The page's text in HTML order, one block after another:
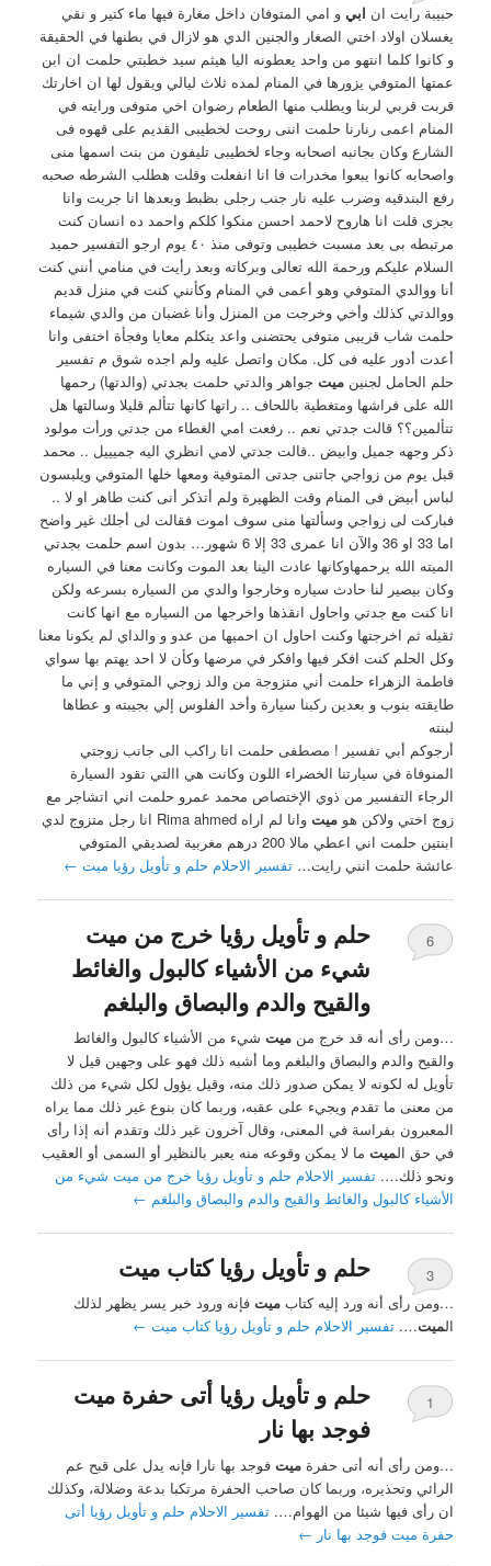
حبيبة رايت ان ابي و امي المتوفان داخل مغارة فيها ماء كتير و نقي
يغسلان اولاد اختي الصغار والجنين الدي هو لازال في بطنها في الحقيقة
و كانوا كلما انتهو من واحد يعطونه اليا هيثم سيد خطبتي حلمت ان ابن
عمتها المتوفي يزورها في المنام لمده ثلاث ليالي ويقول لها ان اخارتك
قربت قربي لربنا ويطلب منها الطعام رضوان اخي متوفى ورايته في
المنام اعمى رنارنا حلمت اننى روحت لخطيبى القديم على قهوه فى
الشارع وكان بجانبه اصحابه وجاء لخطيبى تليفون من بنت اسمها منى
واصحابه كانوا يبعوا مخدرات فا انا انفعلت وقلت هطلب الشرطه صحبه
رفع البندقيه وضرب عليه نار جنب رجلى بظبط وبعدها انا جريت وانا
بجرى قلت انا هاروح لاحمد احسن منكوا كلكم واحمد ده انسان كنت
مرتبطه بى بعد مسبت خطيبى وتوفى منذ ٤٠ يوم ارجو التفسير حميد
السلام عليكم ورحمة الله تعالى وبركاته وبعد رأيت في منامي أنني كنت
أنا ووالدي المتوفي وهو أعمى في المنام وكأنني كنت في منزل قديم
ووالدتي كذلك وأخي وخرجت من المنزل وأنا غضبان من والدي شيماء
حلمت شاب قريبى متوفى يحتضنى واعد يتكلم معايا وفجأة اختفى وانا
أعدت أدور عليه فى كل. مكان واتصل عليه ولم اجده شوق م تفسير
حلم الحامل لجنينميت جواهر والدتي حلمت بجدتي (والدتها) رحمها
الله على فراشها ومتغطية باللحاف .. راتها كانها تتألم قليلا وسالتها هل
تتألمين؟؟ قالت جدتي نعم .. رفعت امي الغطاء من جدتي ورأت مولود
ذكر وجهه جميل وابيض ..قالت جدتي لامي انظري اليه جميييل .. محمد
قبل يوم من زواجي جاتنى جدتى المتوفية ومعها خلها المتوفي ويلبسون
لباس أبيض فى المنام وقت الظهيرة ولم أتذكر أنى كنت طاهر او لا ..
فباركت لى زواجي وسألتها منى سوف اموت فقالت لى أجلك غير واضح
اما 33 او 36 والآن انا عمرى 33 إلا 6 شهور… بدون اسم حلمت بجدتي
الميته الله يرحمهاوكانها عادت الينا بعد الموت وكانت معنا في السياره
وكان بيصير لنا حادث سياره وخارجوا والدي من السياره بسرعه ولكن
انا كنت مع جدتي واحاول انقذها واخرجها من السياره مع انها كانت
ثقيله ثم اخرجتها وكنت احاول ان احميها من عدو و والداي لم يكونا معنا
وكل الحلم كنت افكر فيها وافكر في مرضها وكأن لا احد يهتم بها سواي
فاطمة الزهراء حلمت أني متزوجة من والد زوجي المتوفي و إني ما
طايقته بنوب و بعدين ركبنا سيارة وأخد الفلوس إلي بجيبته و عطاها
لبنته
أرجوكم أبي تفسير ! مصطفى حلمت انا راكب الى جانب زوجتي
المنوفاة في سيارتنا الخضراء اللون وكانت هي االتي تقود السيارة
الرجاء التفسير من ذوي الإختصاص محمد عمرو حلمت اني اتشاجر مع
زوج اختي ولاكن هوميت
وانا لم اراه Rima ahmed انا رجل متزوج لدي
ابنتين حلمت اني اعطي مالا 200 درهم مغربية لصديقي المتوفي
عائشة حلمت انني رايت…تفسير الاحلام حلم و تأويل رؤيا ميت ←
حلم و تأويل رؤيا خرج من ميت
شيء من الأشياء كالبول والغائط
والقيح والدم والبصاق والبلغم
6
…ومن رأى أنه قد خرج منميت شيء من الأشياء كالبول والغائط
والقيح والدم والبصاق والبلغم وما أشبه ذلك فهو على وجهين قيل لا
تأويل له لكونه لا يمكن صدور ذلك منه، وقيل يؤول لكل شيء من ذلك
من معنى ما تقدم ويجيء على عقبه، وربما كان بنوع غير ذلك مما يراه
المعبرون بفراسة في المعنى، وقال آخرون غير ذلك وتقدم أنه إذا رأى
في حق الميت ما لا يمكن وقوعه منه يعبر بالنظير أو السمى أو العقيب
ونحو ذلك….تفسير الاحلام حلم و تأويل رؤيا خرج من ميت شيء من
الأشياء كالبول والغائط والقيح والدم والبصاق والبلغم ←
حلم و تأويل رؤيا كتاب ميت
3
…ومن رأى أنه ورد إليه كتابميت فإنه ورود خبر يسر يظهر لذلك
الميت….تفسير الاحلام حلم و تأويل رؤيا كتاب ميت ←
حلم و تأويل رؤيا أتى حفرة ميت
فوجد بها نار
1
…ومن رأى أنه أتى حفرةميت فوجد بها نارا فإنه يدل على قبح عم
الرائي وتحذيره، وربما كان صاحب الحفرة مرتكبا بدعة وضلالة، وكذلك
ان رأى فيها شيئا من الهوام….تفسير الاحلام حلم و تأويل رؤيا أتى
حفرة ميت فوجد بها نار ←